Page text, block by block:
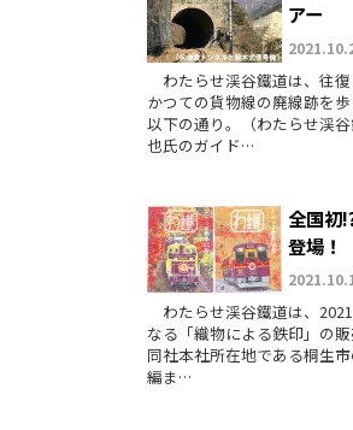
アー
わたらせ渓谷鐵道は、往復
かつての貨物線の廃線跡を
以下の通り。（わたらせ渓
也氏のガイド…
全国初
登場！
わたらせ渓谷鐵道は、
なる「織物による鉄印」の
同社本社所在地である桐生
編ま…